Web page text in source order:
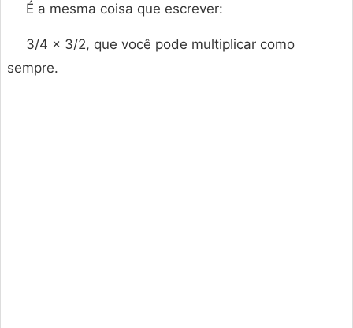
É a mesma coisa que escrever:
3/4 × 3/2, que você pode multiplicar como
sempre.